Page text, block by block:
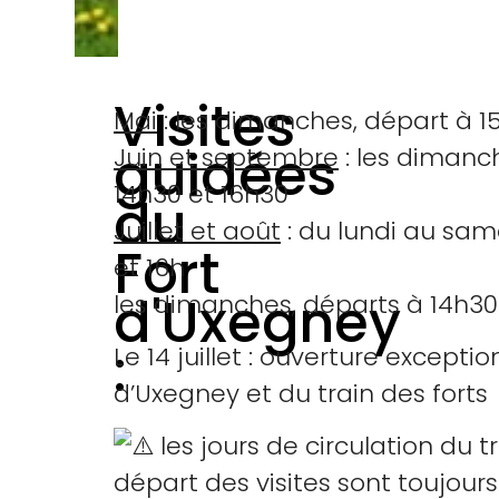
Visites
guidées
du
Fort
d'Uxegney
:
Mai: les dimanches, départ à
Juin et septembre : les
14h30 et 16h30
Juillet et août : du lundi au
et 16h
les dimanches, départs à
Le 14 juillet : ouverture
d’Uxegney et du train des forts
les jours de circulation du
départ des visites sont toujours